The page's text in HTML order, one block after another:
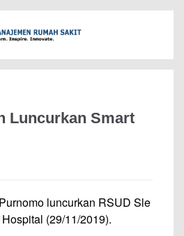
Luncurkan Smart
luncurkan RSUD Sle
(29/11/2019).